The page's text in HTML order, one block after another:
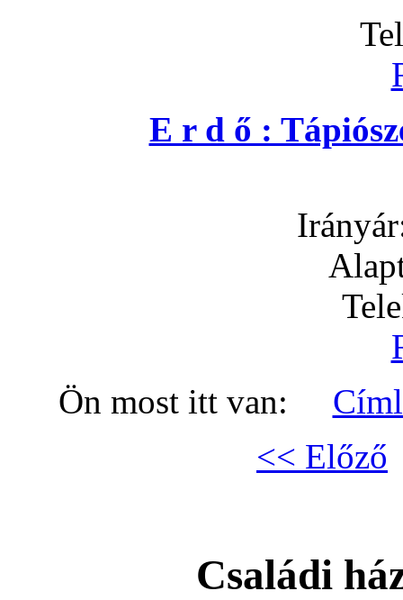
E r d ő :
Ön most itt van:
<< Előző
Családi